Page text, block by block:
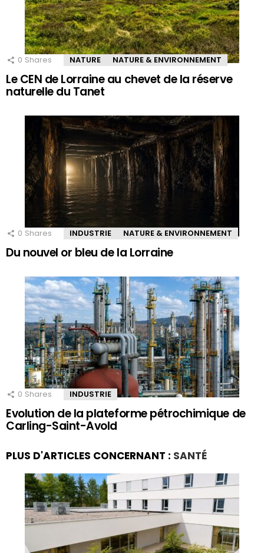
0 Shares NATURE NATURE & ENVIRONNEMENT
Le CEN de Lorraine au chevet de la réserve
naturelle du Tanet
0 Shares INDUSTRIE NATURE & ENVIRONNEMENT
Du nouvel or bleu de la Lorraine
0 Shares INDUSTRIE
Evolution de la plateforme pétrochimique de
Carling-Saint-Avold
PLUS D'ARTICLES CONCERNANT : SANTÉ